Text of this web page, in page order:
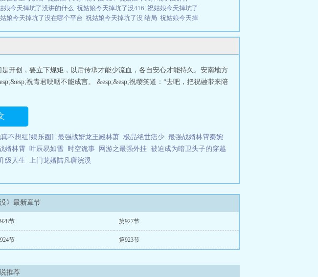
娘今天掉坑了没讲的什么 祝姑娘今天掉坑了没416 祝姑娘今天掉坑了
娘今天掉坑了没在哪个平台 祝姑娘今天掉坑了没 结局 祝姑娘今天掉
了没晋江手机祝姑娘今天掉坑了没手机晋江祝姑娘今天掉坑了没
掉坑了没没有男主吗祝姑娘今天掉坑了没有声剧祝姑娘今天掉坑了没
姑娘今天掉坑了没 郑熹哪章死的祝姑娘今天掉坑了没 讲什么祝姑娘
没在线阅读 祝姑娘今天掉坑了没我想吃肉醋溜
祝姑娘今天掉坑了没
承认女性身份祝姑娘今天掉坑了没186祝姑娘今天掉坑了没 花姐结
了没459
一章
今天掉坑了没有人喜欢女主吗
天掉坑了没人物结局祝姑娘今天掉坑了没晋江祝姑娘今天掉坑了没
新章节阅读 祝姑娘今天掉坑了没欢欢中文 祝姑娘今天掉坑了没 185 祝
今天掉坑了没212祝姑娘今天掉坑了没tⅹt
了没花姐怎么样了祝姑娘今天掉坑了没是哪个平台的祝姑娘今天掉坑
没手机版祝姑娘今天掉坑了没什么时候掉马祝姑娘今天掉坑了没郑熹
没讲啥祝姑娘今天掉坑了没苏评事叫啥
娘今天掉坑了没类似的文祝姑娘今天掉坑了没格格党祝姑娘今天掉
没 119 祝姑娘今天掉坑了没看读书网
娘今天掉坑了没 看书网祝姑娘今天掉坑了没正版祝姑娘今天掉坑了
坑了没时间线
祝姑娘今天掉坑了没全文免费阅
祝姑娘今天掉坑了没有男主吗祝姑娘今天掉坑了没187祝姑娘今天掉
祝姑娘今天掉坑了没 105
开创，要立下规矩，以后传承才能少流血，各自安心才能持久。安南地方
祝青君哽咽不能成言。 &esp;&esp;祝缨笑道：“去吧，把祝融带来陪
不想红[娱乐圈] 最强战婿龙王殿林萧 极品绝世痞少 最强战婿林霄秦婉
婿林霄 叶辰易如雪 时空诡事 网游之最强外挂 被迫成为暗卫头子的穿越
级人生 上门龙婿陆凡唐浣溪
》最新章节
节 第927节
节 第923节
推荐